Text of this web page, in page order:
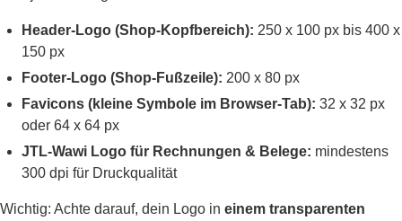
Header-Logo (Shop-Kopfbereich): 250 x 100 px bis 400 x
150 px
Footer-Logo (Shop-Fußzeile): 200 x 80 px
Favicons (kleine Symbole im Browser-Tab): 32 x 32 px
oder 64 x 64 px
JTL-Wawi Logo für Rechnungen & Belege: mindestens
300 dpi für Druckqualität
Wichtig: Achte darauf, dein Logo in einem transparenten